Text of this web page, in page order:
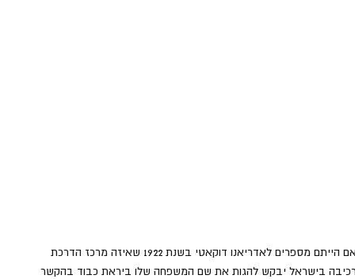
אם הייתם מספרים לאדריאנו דוקאטי בשנת 1922 שאיזה מרכז הדרכת
בישראל יבקש להגות את שם המשפחה שלו ביראת כבוד בהקשר